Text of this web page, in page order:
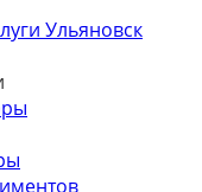
Ульяновск